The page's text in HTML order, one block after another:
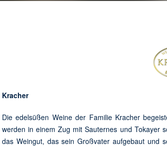
Kracher
Die edelsüßen Weine der Familie Kracher
werden in einem Zug mit Sauternes und Tokayer
das Weingut, das sein Großvater aufgebaut und